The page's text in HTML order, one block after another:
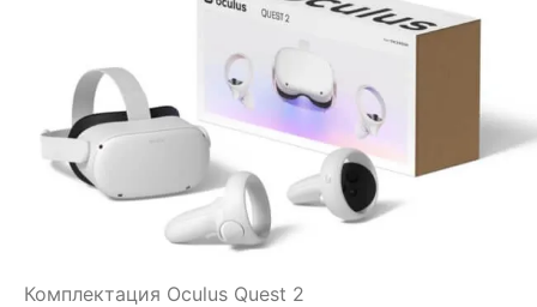
Комплектация Oculus Quest 2